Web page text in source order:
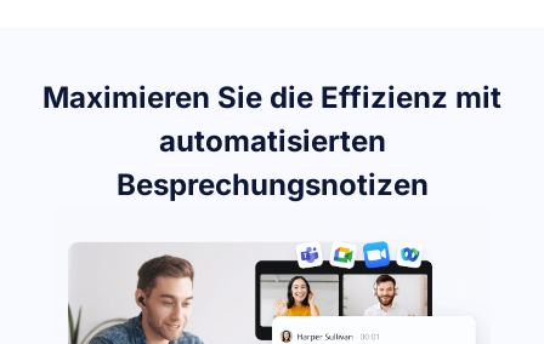
Maximieren Sie die Effizienz mit
automatisierten
Besprechungsnotizen